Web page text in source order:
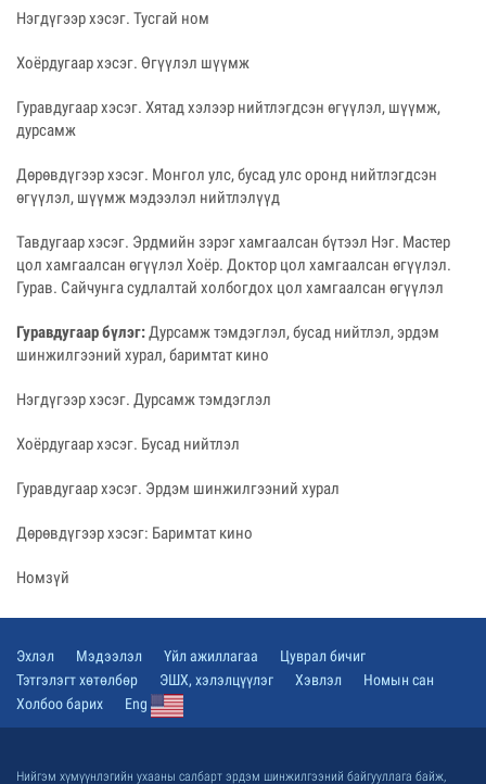
Нэгдүгээр хэсэг. Тусгай ном
Хоёрдугаар хэсэг. Өгүүлэл шүүмж
Гуравдугаар хэсэг. Хятад хэлээр нийтлэгдсэн өгүүлэл, шүүмж,
дурсамж
Дөрөвдүгээр хэсэг. Монгол улс, бусад улс оронд нийтлэгдсэн
өгүүлэл, шүүмж мэдээлэл нийтлэлүүд
Тавдугаар хэсэг. Эрдмийн зэрэг хамгаалсан бүтээл Нэг. Мастер
цол хамгаалсан өгүүлэл Хоёр. Доктор цол хамгаалсан өгүүлэл.
Гурав. Сайчунга судлалтай холбогдох цол хамгаалсан өгүүлэл
Гуравдугаар бүлэг:Дурсамж тэмдэглэл, бусад нийтлэл, эрдэм
шинжилгээний хурал, баримтат кино
Нэгдүгээр хэсэг. Дурсамж тэмдэглэл
Хоёрдугаар хэсэг. Бусад нийтлэл
Гуравдугаар хэсэг. Эрдэм шинжилгээний хурал
Дөрөвдүгээр хэсэг: Баримтат кино
Номзүй
Эхлэл Мэдээлэл Үйл ажиллагаа
Цуврал бичиг
Тэтгэлэгт хөтөлбөр
ЭШХ, хэлэлцүүлэг Хэвлэл
Номын сан
Холбоо барих
Eng
Нийгэм хүмүүнлэгийн ухааны салбарт эрдэм шинжилгээний байгууллага байж,